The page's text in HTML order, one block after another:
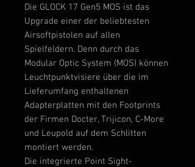
Die GLOCK 17 Gen5 MOS ist das
Upgrade einer der beliebtesten
Airsoftpistolen auf allen
Spielfeldern. Denn durch das
Modular Optic System (MOS) können
Leuchtpunktvisiere über die im
Lieferumfang enthaltenen
Adapterplatten mit den Footprints
der Firmen Docter, Trijicon, C-More
und Leupold auf dem Schlitten
montiert werden.
Die integrierte Point Sight-